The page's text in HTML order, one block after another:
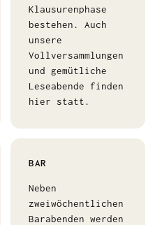
Klausurenphase
bestehen. Auch
unsere
Vollversammlungen
und gemütliche
Leseabende finden
hier statt.
BAR
Neben
zweiwöchentlichen
Barabenden werden